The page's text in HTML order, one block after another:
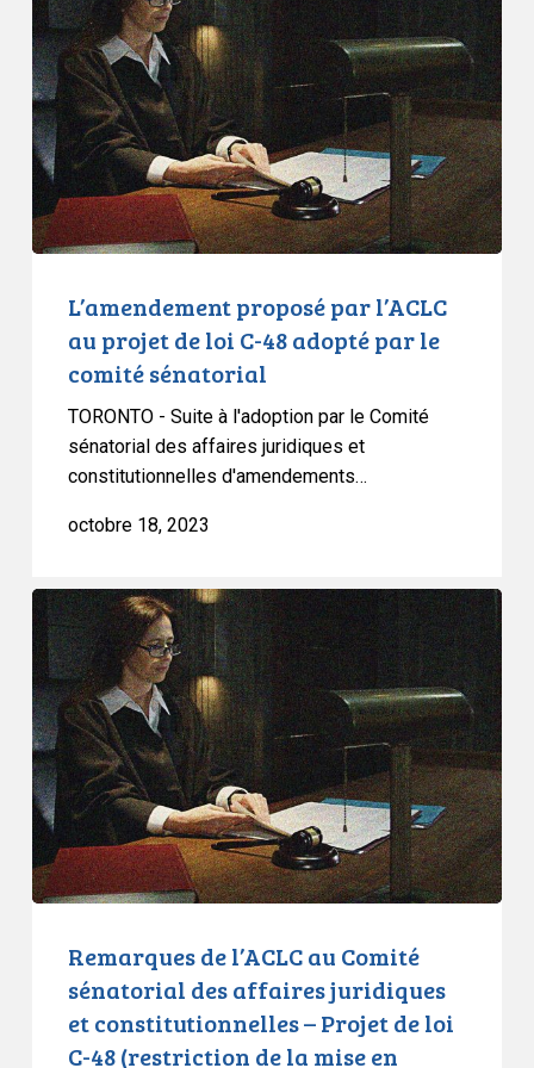
par
l’ACLC
au
projet
de
loi
C-
48
adopté
comité
sénatorial
L’amendement proposé par l’ACLC
au projet de loi C-48 adopté par le
comité sénatorial
TORONTO - Suite à l'adoption par le Comité
sénatorial des affaires juridiques et
constitutionnelles d'amendements…
octobre 18, 2023
Remarques
de
l’ACLC
au
Comité
sénatorial
des
affaires
juridiques
et
Remarques de l’ACLC au Comité
sénatorial des affaires juridiques
et constitutionnelles – Projet de loi
C-48 (restriction de la mise en